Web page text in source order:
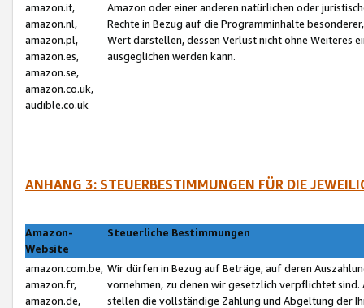
amazon.it,
amazon.nl,
amazon.pl,
amazon.es,
amazon.se,
amazon.co.uk,
audible.co.uk
Amazon oder einer anderen natürlichen oder
Rechte in Bezug auf die Programminhalte
Wert darstellen, dessen Verlust nicht ohne Weiteres
ausgeglichen werden kann.
ANHANG 3: STEUERBESTIMMUNGEN FÜR DIE
Amazon-
Website
Steuerliche Bestimmungen
amazon.com.be,
amazon.fr,
amazon.de,
Wir dürfen in Bezug auf Beträge, auf deren
vornehmen, zu denen wir gesetzlich verpflichtet
stellen die vollständige Zahlung und Abgeltung der